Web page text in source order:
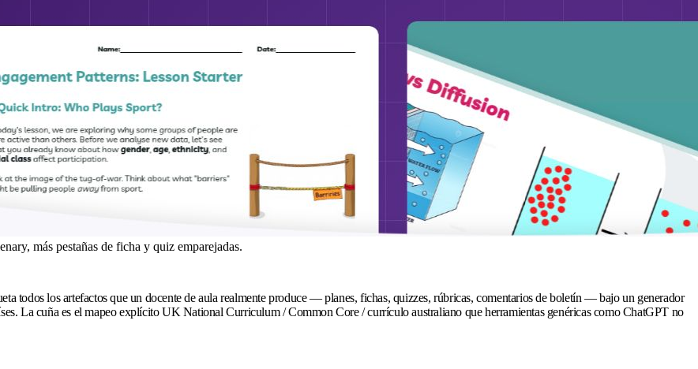
más pestañas de ficha y quiz emparejadas.
todos los artefactos que un docente de aula realmente produce — planes, fichas, quizzes, rúbricas, comentarios de boletín — bajo un generador
La cuña es el mapeo explícito UK National Curriculum / Common Core / currículo australiano que herramientas genéricas como ChatGPT no